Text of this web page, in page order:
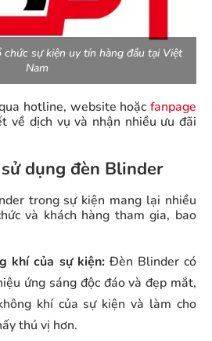
chức sự kiện uy tín hàng đầu tại Việt
Nam
hotline, website hoặc fanpage
về dịch vụ và nhận nhiều ưu đãi
dụng đèn Blinder
trong sự kiện mang lại nhiều
và khách hàng tham gia, bao
khí của sự kiện:Đèn Blinder có
ứng sáng độc đáo và đẹp mắt,
khí của sự kiện và làm cho
thú vị hơn.